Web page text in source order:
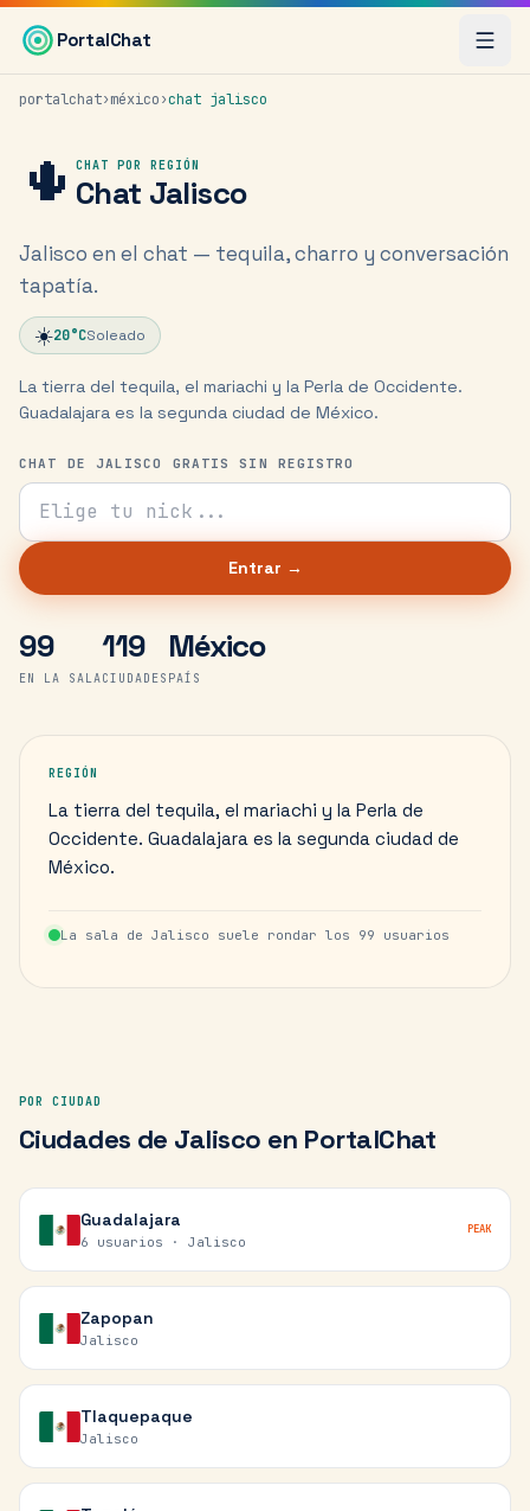
Saltar al contenido principal
PortalChat
portalchat›méxico›chat jalisco
🌵 CHAT POR REGIÓN
Chat Jalisco
Jalisco en el chat — tequila, charro y conversación
tapatía.
☀️20°CSoleado
La tierra del tequila, el mariachi y la Perla de Occidente.
Guadalajara es la segunda ciudad de México.
CHAT DE JALISCO GRATIS SIN REGISTRO
Tu nick para el chat
Entrar →
99
EN LA SALA
119
CIUDADES
México
PAÍS
REGIÓN
La tierra del tequila, el mariachi y la Perla de
Occidente. Guadalajara es la segunda ciudad de
México.
La sala de Jalisco suele rondar los 99 usuarios
POR CIUDAD
Ciudades de Jalisco en PortalChat
Guadalajara
6 usuarios · Jalisco
PEAK
Zapopan
Jalisco
Tlaquepaque
Jalisco